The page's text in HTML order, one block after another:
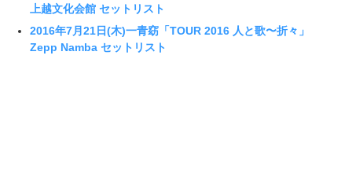
上越文化会館 セットリスト
2016年7月21日(木)一青窈「TOUR 2016 人と歌〜折々」
Zepp Namba セットリスト